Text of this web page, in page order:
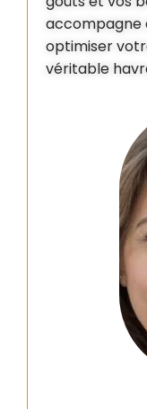
accompagne
optimiser
véritable